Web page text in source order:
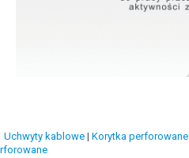
Uchwyty kablowe | Korytka perforowane